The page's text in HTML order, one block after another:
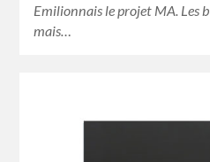
Emilionnais le projet MA. Les
mais…